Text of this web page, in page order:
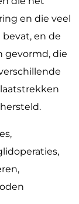
en die veel
en de
gevormd, die